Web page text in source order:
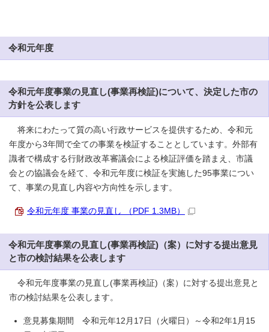
令和元年度
令和元年度事業の見直し(事業再検証)について、決定した市の
方針を公表します
将来にわたって質の高い行政サービスを提供するため、令和元
年度から3年間で全ての事業を検証することとしています。外部有
識者で構成する行財政改革審議会による検証評価を踏まえ、市議
会との協議会を経て、令和元年度に検証を実施した95事業につい
て、事業の見直し内容や方向性を示します。
令和元年度 事業の見直し （PDF 1.3MB）
令和元年度事業の見直し(事業再検証)（案）に対する提出意見
と市の検討結果を公表します
令和元年度事業の見直し(事業再検証)（案）に対する提出意見と
市の検討結果を公表します。
意見募集期間 令和元年12月17日（火曜日）～令和2年1月15